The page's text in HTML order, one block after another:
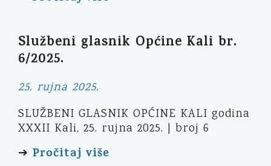
Službeni glasnik Općine Kali br.
6/2025.
25. rujna 2025.
SLUŽBENI GLASNIK OPĆINE KALI godina
XXXII Kali, 25. rujna 2025. | broj 6
➔ Pročitaj više